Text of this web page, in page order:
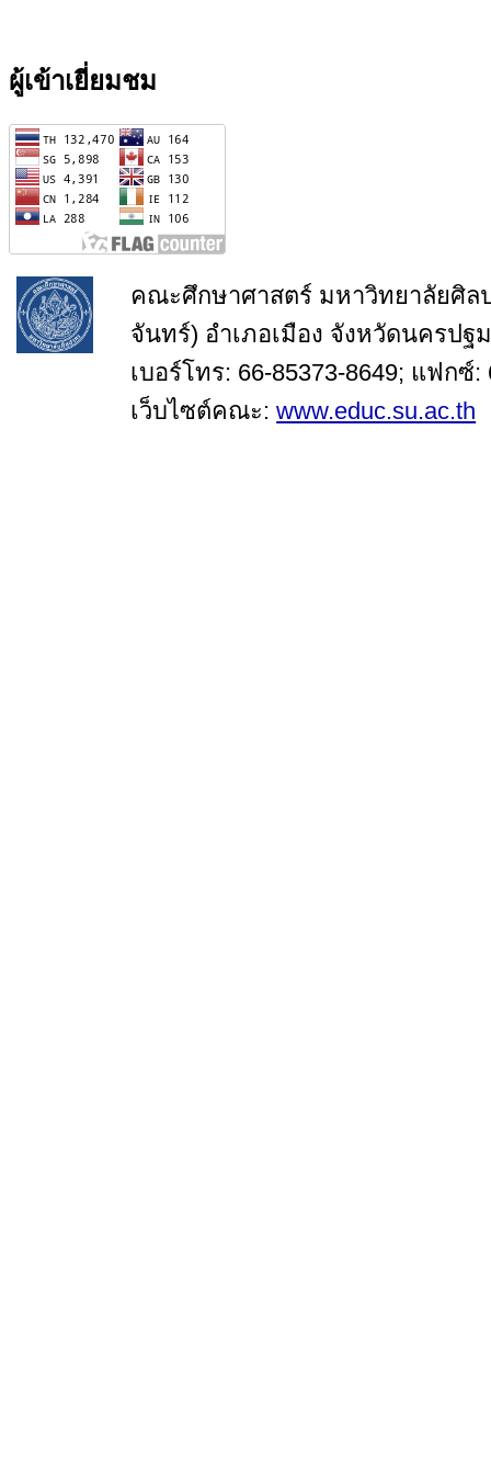
ผู้เข้าเยี่ยมชม
คณะศึกษาศาสตร์ มหาวิทยาลัยศิล
จันทร์) อำเภอเมือง จังหวัดนครปฐ
เบอร์โทร: 66-85373-8649; แฟกซ์:
เว็บไซต์คณะ:www.educ.su.ac.th